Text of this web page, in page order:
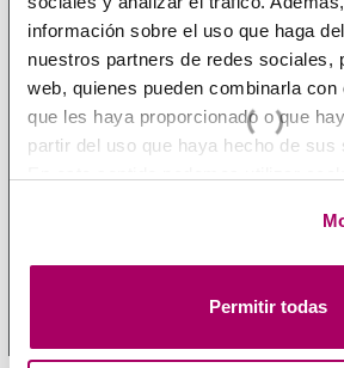
información sobre el uso que haga
nuestros partners de redes sociales,
web, quienes pueden combinarla con
que les haya proporcionado o que
partir del uso que haya hecho de sus
garantiza un nivel adecuado de
tu navegación. Para más más
nuestraPolítica de Cookies.
Permitir todas